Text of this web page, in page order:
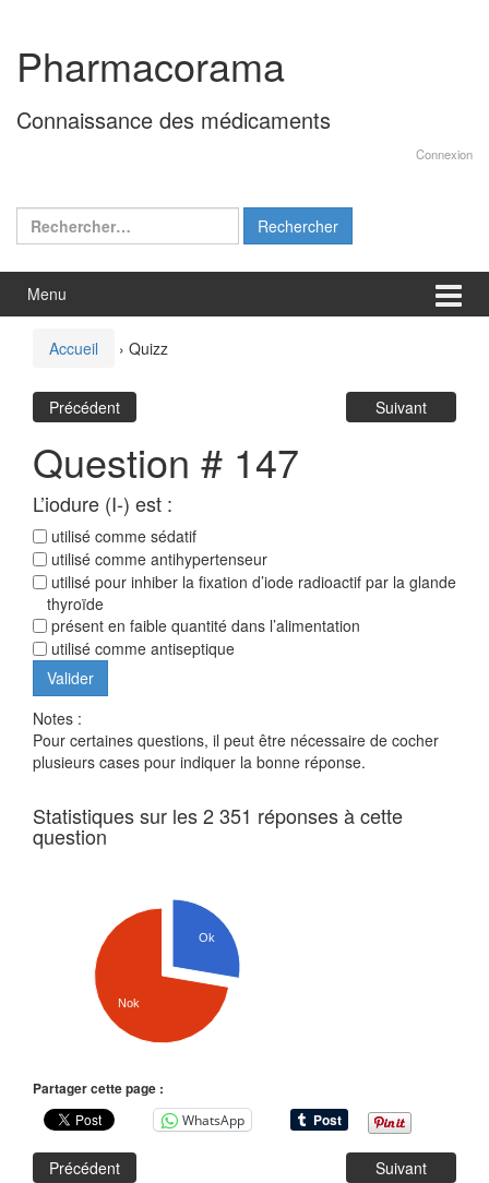
contenu
menu
principal
Pharmacorama
Connaissance des médicaments
Connexion
Rechercher :
Menu
Accueil › Quizz
Précédent Suivant
Question # 147
L’iodure (I-) est :
utilisé comme sédatif
utilisé comme antihypertenseur
utilisé pour inhiber la fixation d’iode radioactif par la glande
thyroïde
présent en faible quantité dans l’alimentation
utilisé comme antiseptique
Notes :
Pour certaines questions, il peut être nécessaire de cocher
plusieurs cases pour indiquer la bonne réponse.
Statistiques sur les 2 351 réponses à cette
question
Ok
Nok
Partager cette page :
WhatsApp
Précédent Suivant